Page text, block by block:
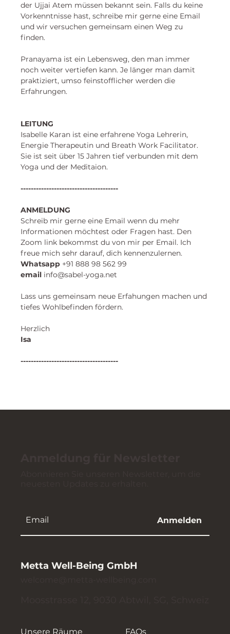
der Ujjai Atem müssen bekannt sein. Falls du keine
Vorkenntnisse hast, schreibe mir gerne eine Email
und wir versuchen gemeinsam einen Weg zu
finden.
Pranayama ist ein Lebensweg, den man immer
noch weiter vertiefen kann. Je länger man damit
praktiziert, umso feinstofflicher werden die
Erfahrungen.
LEITUNG
Isabelle Karan ist eine erfahrene Yoga Lehrerin,
Energie Therapeutin und Breath Work Facilitator.
Sie ist seit über 15 Jahren tief verbunden mit dem
Yoga und der Meditaion.
--------------------------------------
ANMELDUNG
Schreib mir gerne eine Email wenn du mehr
Informationen möchtest oder Fragen hast. Den
Zoom link bekommst du von mir per Email. Ich
freue mich sehr darauf, dich kennenzulernen.
​Whatsapp +91 888 98 562 99
email info@sabel-yoga.net
Lass uns gemeinsam neue Erfahungen machen und
tiefes Wohlbefinden fördern.
Herzlich
Isa
--------------------------------------
Anmelden
Metta Well-Being GmbH
Unsere Räume FAQs